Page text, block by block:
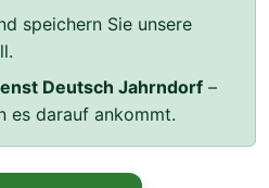
speichern Sie unsere
Deutsch Jahrndorf –
es darauf ankommt.